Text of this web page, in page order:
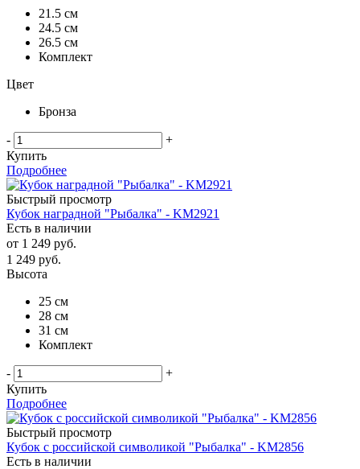
21.5 см
24.5 см
26.5 см
Комплект
Цвет
Бронза
-
+
Купить
Подробнее
Быстрый просмотр
Кубок наградной "Рыбалка" - KM2921
Есть в наличии
от 1 249 руб.
1 249 руб.
Высота
25 см
28 см
31 см
Комплект
-
+
Купить
Подробнее
Быстрый просмотр
Кубок с российской символикой "Рыбалка" - KM2856
Есть в наличии